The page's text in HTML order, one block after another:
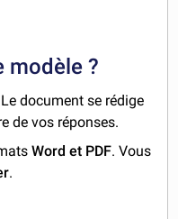
modèle ?
document se rédige
de vos réponses.
Word et PDF. Vous
.